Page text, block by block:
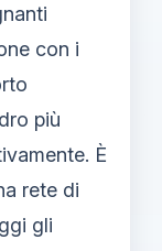
con i
più
È
rete di
gli